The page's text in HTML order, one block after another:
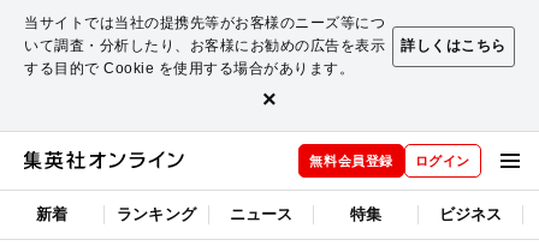
当サイトでは当社の提携先等がお客様のニーズ等につ
いて調査・分析したり、お客様にお勧めの広告を表示
する目的で Cookie を使用する場合があります。
詳しくはこちら
×
無料会員登録 ログイン
新着 ランキング ニュース 特集 ビジネス